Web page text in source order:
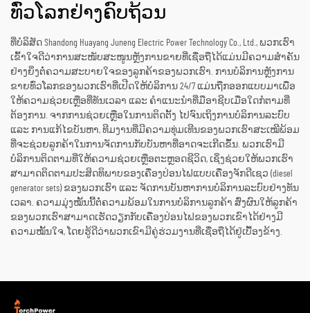
ທົ່ວໂລກຢ່າງຄົບຖ້ວນ
ທີ່ບໍລິສັດ Shandong Huayang Juneng Electric Power Technology Co., Ltd., ພວກເຮົາ
ເຂົ້າໃຈດີວ່າການສະໜັບສະໜູນຫຼັງການຂາຍທີ່ເຊື່ອຖືໄດ້ແມ່ນມີຄວາມສຳຄັນ
ຢ່າງຍິ່ງຕໍ່ຄວາມສະບາຍໃຈຂອງລູກຄ້າຂອງພວກເຮົາ. ການບໍລິການຫຼັງການ
ຂາຍທົ່ວໂລກຂອງພວກເຮົາທີ່ເປີດໃຫ້ບໍລິການ 24/7 ແມ່ນຖືກອອກແບບມາເພື່ອ
ໃຫ້ຄວາມຊ່ວຍເຫຼືອທີ່ທັນເວລາ ແລະ ຄຳແນະນຳທີ່ມືອາຊີບເມື່ອໃດກໍຕາມທີ່
ຕ້ອງການ. ຈາກການຊ່ວຍເຫຼືອໃນການຕິດຕັ້ງ ໄປຈົນເຖິງການບໍລິການລະບົບ
ແລະ ການແກ້ໄຂບັນຫາ, ທີມງານທີ່ມີຄວາມທຸ່ມເທີນຂອງພວກເຮົາສະເໝີພ້ອມ
ທີ່ຈະຊ່ວຍລູກຄ້າໃນການຈັດການກັບບັນຫາທີ່ອາດຈະເກີດຂຶ້ນ. ພວກເຮົາມີ
ບໍລິການຕິດຕາມທີ່ໃຫ້ຄວາມຊ່ວຍເຫຼືອຕະຫຼອດຊີວິດ, ເຊິ່ງຊ່ວຍໃຫ້ພວກເຮົາ
ສາມາດຕິດຕາມປະສິດທິພາບຂອງເຄື່ອງປ່ອນໄຟແບບເຄື່ອງຈັກດີເຊວ (diesel
generator sets) ຂອງພວກເຮົາ ແລະ ຈັດການບັນຫາການບໍລິການລະບົບຢ່າງທັນ
ເວລາ. ຄວາມມຸ່ງໝັ້ນນີ້ຕໍ່ຄວາມພ້ອມໃນການບໍລິການລູກຄ້າ ສົ່ງຜົນໃຫ້ລູກຄ້າ
ຂອງພວກເຮົາສາມາດເຮັດວຽກກັບເຄື່ອງປ່ອນໄຟຂອງພວກເຂົາໄດ້ຢ່າງມີ
ຄວາມໝັ້ນໃຈ, ໂດຍຮູ້ດີວ່າພວກເຂົາມີຄູ່ຮ່ວມງານທີ່ເຊື່ອຖືໄດ້ຢູ່ເບື້ອງຂ້າງ.